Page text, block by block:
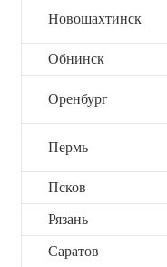
Новошахтинск
Обнинск
Оренбург
Пермь
Псков
Рязань
Саратов